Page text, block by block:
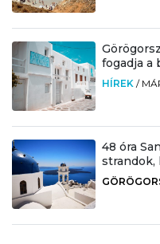
fogadja a
HÍREK /
48 óra
strandok,